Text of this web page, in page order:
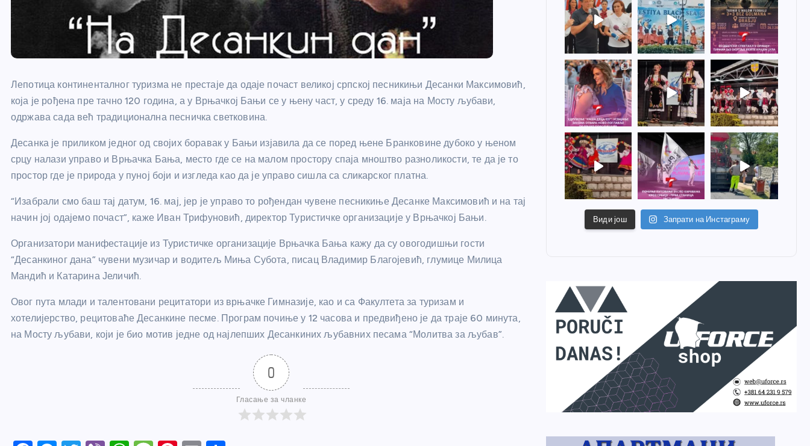
Лепотица континенталног туризма не престаје да одаје почаст великој српској песникињи Десанки Максимовић,
која је рођена пре тачно 120 година, а у Врњачкој Бањи се у њену част, у среду 16. маја на Мосту љубави,
одржава сада већ традиционална песничка светковина.
Десанка је приликом једног од својих боравак у Бањи изјавила да се поред њене Бранковине дубоко у њеном
срцу налази управо и Врњачка Бања, место где се на малом простору спаја мноштво разноликости, те да је то
простор где је природа у пуној боји и изгледа као да је управо сишла са сликарског платна.
“Изабрали смо баш тај датум, 16. мај, јер је управо то рођендан чувене песникиње Десанке Максимовић и на тај
начин јој одајемо почаст”, каже Иван Трифуновић, директор Туристичке организације у Врњачкој Бањи.
Организатори манифестације из Туристичке организације Врњачка Бања кажу да су овогодишњи гости
“Десанкиног дана” чувени музичар и водитељ Миња Субота, писац Владимир Благојевић, глумице Милица
Мандић и Катарина Јеличић.
Овог пута млади и талентовани рецитатори из врњачке Гимназије, као и са Факултета за туризам и
хотелијерство, рецитоваће Десанкине песме. Програм почиње у 12 часова и предвиђено је да траје 60 минута,
на Мосту љубави, који је био мотив једне од најлепших Десанкиних љубавних песама “Молитва за љубав”.
0
Гласање за чланке
Види још Запрати на Инстаграму